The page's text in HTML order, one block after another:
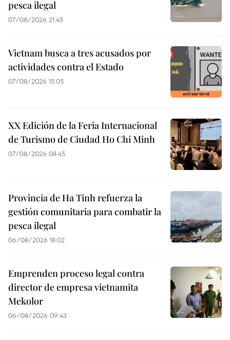
pesca ilegal
07/08/2026 21:45
Vietnam busca a tres acusados por
actividades contra el Estado
07/08/2026 15:05
XX Edición de la Feria Internacional
de Turismo de Ciudad Ho Chi Minh
07/08/2026 08:45
Provincia de Ha Tinh refuerza la
gestión comunitaria para combatir la
pesca ilegal
06/08/2026 18:02
Emprenden proceso legal contra
director de empresa vietnamita
Mekolor
06/08/2026 09:43